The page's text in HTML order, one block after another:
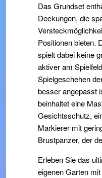
Das Grundset
Deckungen, die
Positionen bieten.
spielt dabei keine
aktiver am
Spielgeschehen
besser angepasst
beinhaltet eine
Gesichtsschutz,
Markierer mit
Brustpanzer, der
Erleben Sie das
eigenen Garten